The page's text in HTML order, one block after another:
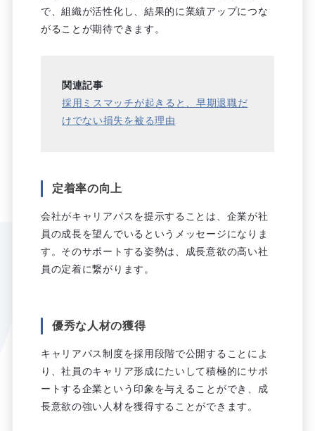
で、組織が活性化し、結果的に業績アップにつな
がることが期待できます。
関連記事
採用ミスマッチが起きると、早期退職だ
けでない損失を被る理由
定着率の向上
会社がキャリアパスを提示することは、企業が社
員の成長を望んでいるというメッセージになりま
す。そのサポートする姿勢は、成長意欲の高い社
員の定着に繋がります。
優秀な人材の獲得
キャリアパス制度を採用段階で公開することによ
り、社員のキャリア形成にたいして積極的にサポ
ートする企業という印象を与えることができ、成
長意欲の強い人材を獲得することができます。